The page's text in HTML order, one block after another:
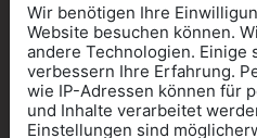
Wir benötigen Ihre
Website besuchen können.
andere Technologien. Einige
verbessern Ihre Erfahrung.
wie IP-Adressen können für
und Inhalte verarbeitet
Einstellungen sind